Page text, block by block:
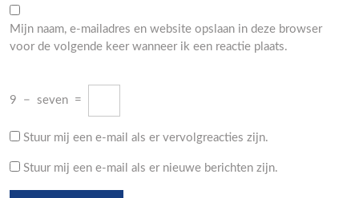
Mijn naam, e-mailadres en website opslaan in deze browser
voor de volgende keer wanneer ik een reactie plaats.
9 − seven =
Stuur mij een e-mail als er vervolgreacties zijn.
Stuur mij een e-mail als er nieuwe berichten zijn.